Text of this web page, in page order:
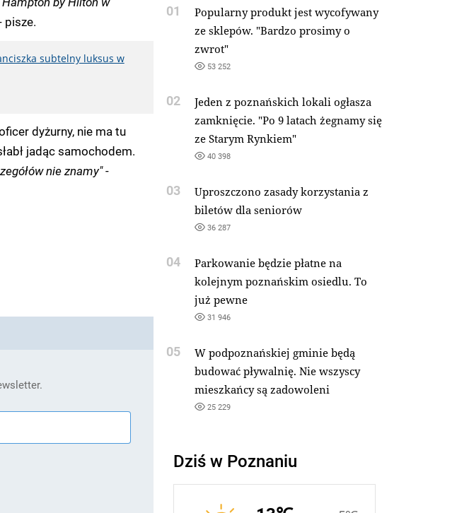
pisze.
subtelny luksus w
dyżurny, nie ma tu
jadąc samochodem.
nie znamy"-
01
Popularny produkt jest wycofywany
ze sklepów. "Bardzo prosimy o
zwrot"
53 252
02
Jeden z poznańskich lokali ogłasza
zamknięcie. "Po 9 latach żegnamy się
ze Starym Rynkiem"
40 398
03
Uproszczono zasady korzystania z
biletów dla seniorów
36 287
04
Parkowanie będzie płatne na
kolejnym poznańskim osiedlu. To
już pewne
31 946
05
W podpoznańskiej gminie będą
budować pływalnię. Nie wszyscy
mieszkańcy są zadowoleni
25 229
Dziś w Poznaniu